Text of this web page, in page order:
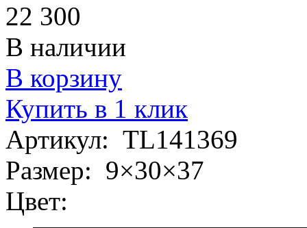
22 300
В наличии
В корзину
Купить в 1 клик
Артикул: TL141369
Размер: 9×30×37
Цвет: